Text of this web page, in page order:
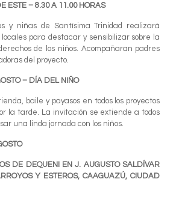
ESTE – 8.30 A 11.00 HORAS
y niñas de Santísima Trinidad realizará
para destacar y sensibilizar sobre la
de los niños. Acompañaran padres
del proyecto.
– DÍA DEL NIÑO
baile y payasos en todos los proyectos
la tarde. La invitación se extiende a todos
una linda jornada con los niños.
DE DEQUENI EN J. AUGUSTO SALDÍVAR
Y ESTEROS, CAAGUAZÚ, CIUDAD